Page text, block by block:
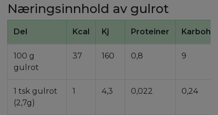
Næringsinnhold av gulrot
Del Kcal Kj Proteiner
100 g
gulrot
37 160 0,8 9
1 tsk gulrot
(2,7g)
1 4,3 0,022 0,24